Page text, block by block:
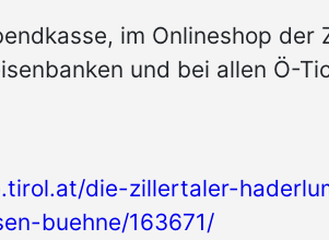
im Onlineshop der
und bei allen Ö-
die-zillertaler-
buehne/163671/